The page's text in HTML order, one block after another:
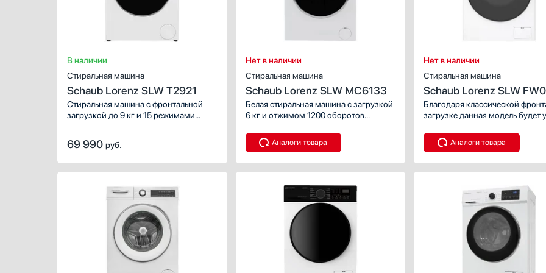
В наличии
Стиральная машина
Schaub Lorenz SLW T2921
Стиральная машина с фронтальной
загрузкой до 9 кг и 15 режимами
эффективную и экономичную стирку.
защиты: от протечек, дисбаланса
69 990 руб.
Нет в наличии
Стиральная машина
Schaub Lorenz SLW MC6133
Белая стиральная машина с загрузкой
6 кг и отжимом 1200 оборотов
с предыдущими моделями эта машина
имеет увеличенную скорость
высокий класс отжима В.
Аналоги товара
Нет в наличии
Стиральная машина
Schaub Lorenz SLW
ISA
Благодаря классической
загрузке данная модель будет
скорость отжима — 1400
минуту. Объем сухого белья,
Для стирки разных тканей,
можно использовать
режимы, общее количество: 14
Аналоги товара